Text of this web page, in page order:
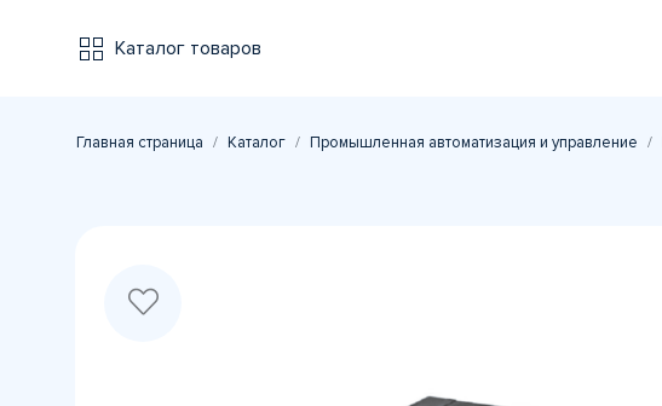
Каталог товаров
Главная страница Каталог Промышленная автоматизация и управление